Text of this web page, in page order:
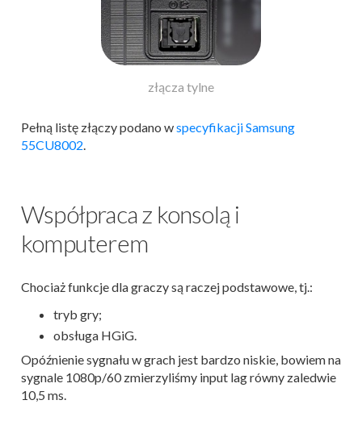
złącza tylne
Pełną listę złączy podano wspecyfikacji Samsung
55CU8002
Współpraca z konsolą i
komputerem
Chociaż funkcje dla graczy są raczej podstawowe, tj.:
tryb gry;
obsługa HGiG.
Opóźnienie sygnału w grach jest bardzo niskie, bowiem na
sygnale 1080p/60 zmierzyliśmy input lag równy zaledwie
10,5 ms.